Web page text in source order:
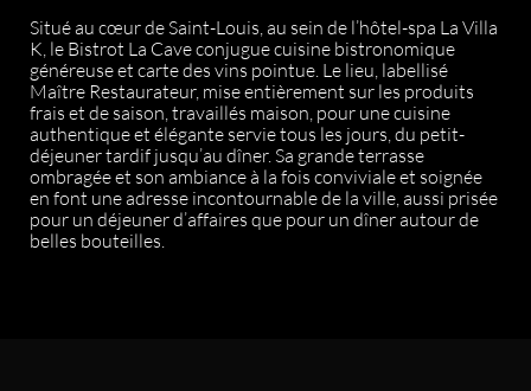
Situé au cœur de Saint-Louis, au sein de l’hôtel-spa La Villa
K, le Bistrot La Cave conjugue cuisine bistronomique
généreuse et carte des vins pointue. Le lieu, labellisé
Maître Restaurateur, mise entièrement sur les produits
frais et de saison, travaillés maison, pour une cuisine
authentique et élégante servie tous les jours, du petit-
déjeuner tardif jusqu’au dîner. Sa grande terrasse
ombragée et son ambiance à la fois conviviale et soignée
en font une adresse incontournable de la ville, aussi prisée
pour un déjeuner d’affaires que pour un dîner autour de
belles bouteilles.